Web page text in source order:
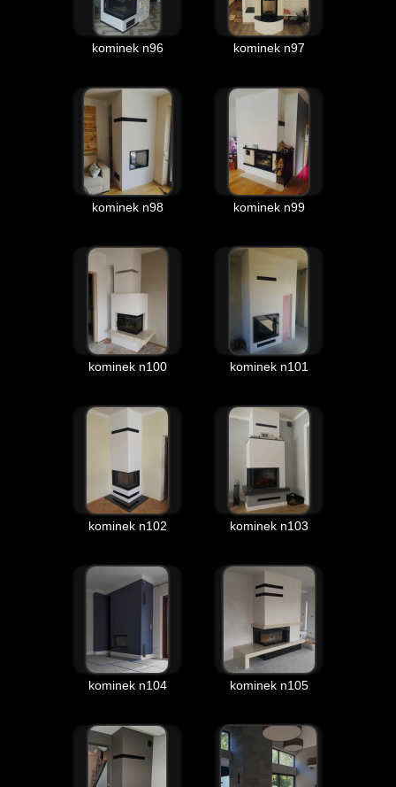
kominek n96 kominek n97
kominek n98 kominek n99
kominek n100 kominek n101
kominek n102 kominek n103
kominek n104 kominek n105